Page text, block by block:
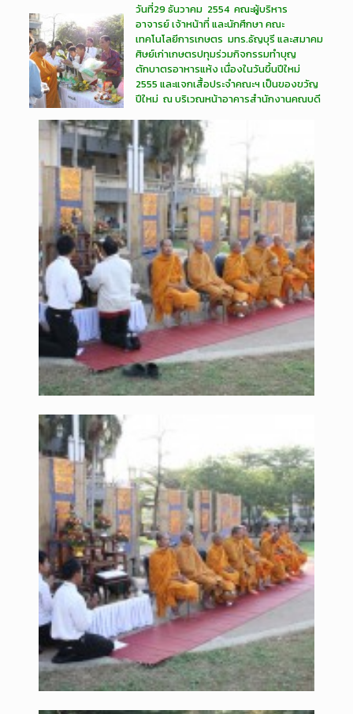
วันที่29 ธันวาคม 2554 คณะผู้บริหาร
อาจารย์ เจ้าหน้าที่ และนักศึกษา คณะ
เทคโนโลยีการเกษตร มทร.ธัญบุรี และสมาคม
ศิษย์เก่าเกษตรปทุมร่วมกิจกรรมทำบุญ
ตักบาตรอาหารแห้ง เนื่องในวันขึ้นปีใหม่
2555 และแจกเสื้อประจำคณะฯ เป็นของขวัญ
ปีใหม่ ณ บริเวณหน้าอาคารสำนักงานคณบดี